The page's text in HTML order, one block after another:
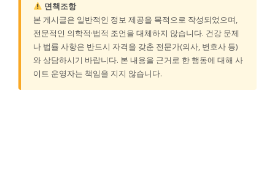
면책조항
본 게시글은 일반적인 정보 제공을 목적으로 작성되었으며,
전문적인 의학적·법적 조언을 대체하지 않습니다. 건강 문제
나 법률 사항은 반드시 자격을 갖춘 전문가(의사, 변호사 등)
와 상담하시기 바랍니다. 본 내용을 근거로 한 행동에 대해 사
이트 운영자는 책임을 지지 않습니다.